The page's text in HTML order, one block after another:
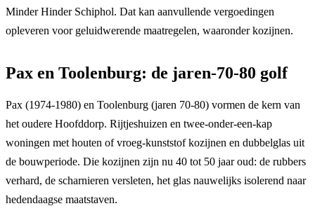
Minder Hinder Schiphol. Dat kan aanvullende vergoedingen
opleveren voor geluidwerende maatregelen, waaronder kozijnen.
Pax en Toolenburg: de jaren-70-80 golf
Pax (1974-1980) en Toolenburg (jaren 70-80) vormen de kern van
het oudere Hoofddorp. Rijtjeshuizen en twee-onder-een-kap
woningen met houten of vroeg-kunststof kozijnen en dubbelglas uit
de bouwperiode. Die kozijnen zijn nu 40 tot 50 jaar oud: de rubbers
verhard, de scharnieren versleten, het glas nauwelijks isolerend naar
hedendaagse maatstaven.